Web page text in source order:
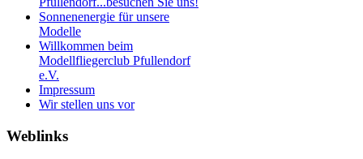
Sonnenenergie für unsere
Modelle
Willkommen beim
Modellfliegerclub Pfullendorf
e.V.
Impressum
Wir stellen uns vor
Weblinks